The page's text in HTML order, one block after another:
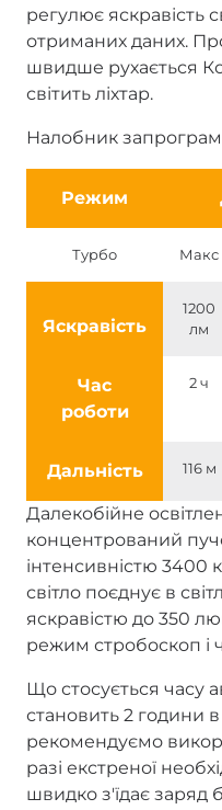
регулює яскравість
отриманих даних.
швидше рухається
світить ліхтар.
Налобник
Режим
Турбо Макс
Яскравість
1200
лм
Час
роботи
2 ч
Дальність 116 м
Далекобійне
концентрований
інтенсивністю 3400
світло поєднує в
яскравістю до 350
режим стробоскоп і
Що стосується часу
становить 2 години
рекомендуємо
разі екстреної
швидко з'їдає заряд